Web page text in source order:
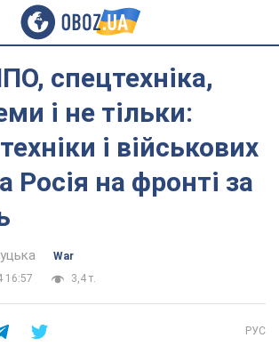
спецтехніка,
і не тільки:
і військових
Росія на фронті за
War
16:57
3,4 т.
РУС